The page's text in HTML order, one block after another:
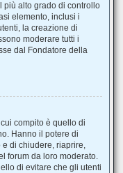
più alto grado di controllo
elemento, inclusi i
la creazione di
moderare tutti i
dal Fondatore della
compito è quello di
Hanno il potere di
di chiudere, riaprire,
forum da loro moderato.
di evitare che gli utenti